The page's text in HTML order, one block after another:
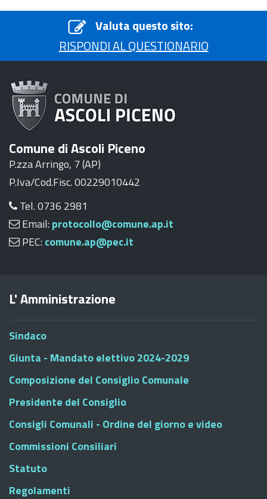
Valuta questo sito:
RISPONDI AL QUESTIONARIO
Comune di Ascoli Piceno
P.zza Arringo, 7 (AP)
P.Iva/Cod.Fisc. 00229010442
Tel. 0736 2981
Email: protocollo@comune.ap.it
PEC: comune.ap@pec.it
L' Amministrazione
Sindaco
Giunta - Mandato elettivo 2024-2029
Composizione del Consiglio Comunale
Presidente del Consiglio
Consigli Comunali - Ordine del giorno e video
Commissioni Consiliari
Statuto
Regolamenti